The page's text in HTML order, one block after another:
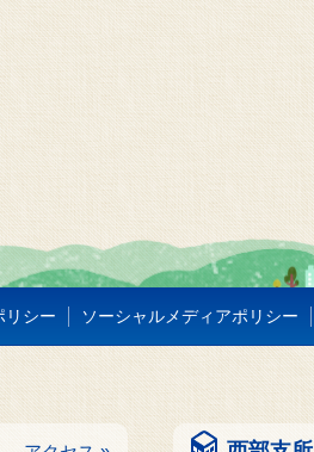
リシー ソーシャルメディアポリシー